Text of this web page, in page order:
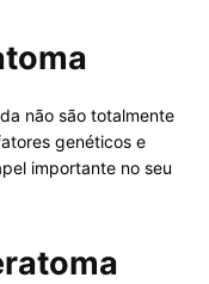
não são totalmente
genéticos e
importante no seu